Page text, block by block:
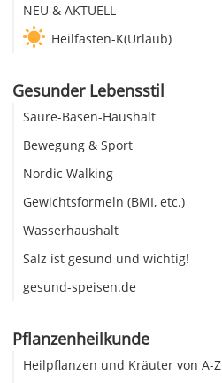
NEU & AKTUELL
Heilfasten-K(Urlaub)
Gesunder Lebensstil
Säure-Basen-Haushalt
Bewegung & Sport
Nordic Walking
Gewichtsformeln (BMI, etc.)
Wasserhaushalt
Salz ist gesund und wichtig!
gesund-speisen.de
Pflanzenheilkunde
Heilpflanzen und Kräuter von A-Z